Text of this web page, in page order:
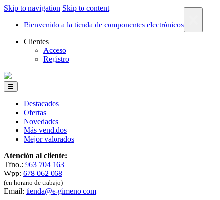
Skip to navigation Skip to content
Bienvenido a la tienda de componentes electrónicos
Clientes
Acceso
Registro
☰
Destacados
Ofertas
Novedades
Más vendidos
Mejor valorados
Atención al cliente:
Tfno.: 963 704 163
Wpp: 678 062 068
(en horario de trabajo)
Email: tienda@e-gimeno.com